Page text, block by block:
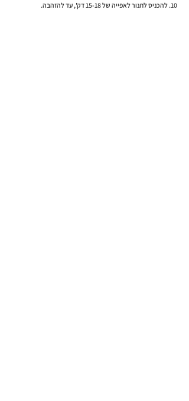
10. להכניס לתנור לאפייה של 15-18 דק', עד להזהבה.